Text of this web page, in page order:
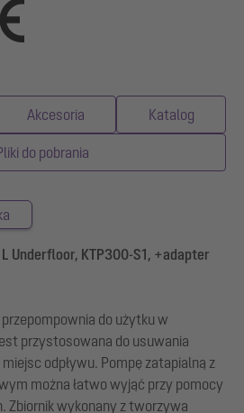
Akcesoria Katalog
do pobrania
Underfloor, KTP300-S1, +adapter
do użytku w
przystosowana do usuwania
odpływu. Pompę zatapialną z
można łatwo wyjąć przy pomocy
Zbiornik wykonany z tworzywa